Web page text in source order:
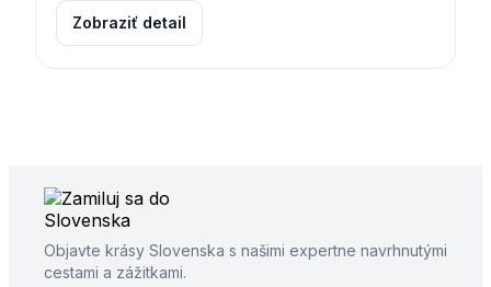
Zobraziť detail
Objavte krásy Slovenska s našimi expertne navrhnutými
cestami a zážitkami.